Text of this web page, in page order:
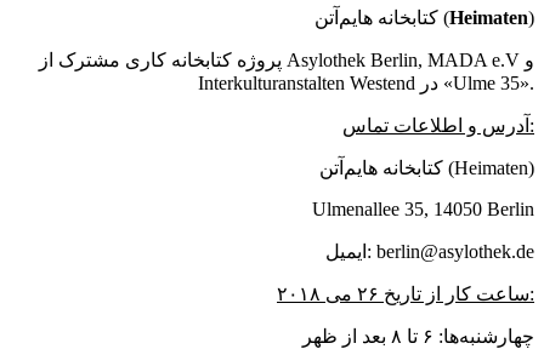
کتابخانه هایم‌آتن (Heimaten)
پروژه کتابخانه کاری مشترک از Asylothek Berlin, MADA e.V و
Interkulturanstalten Westend در «Ulme 35».
آدرس و اطلاعات تماس:
کتابخانه هایم‌آتن (Heimaten)
Ulmenallee 35, 14050 Berlin
ایمیل: berlin@asylothek.de
ساعت کار از تاریخ ۲۶ می ۲۰۱۸:
چهارشنبه‌ها: ۶ تا ۸ بعد از ظهر